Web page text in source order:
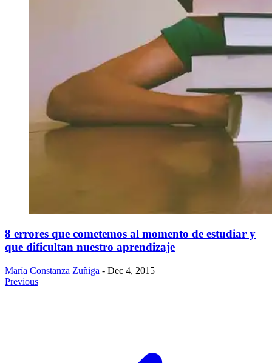
8 errores que cometemos al momento de estudiar y
que dificultan nuestro aprendizaje
María Constanza Zuñiga - Dec 4, 2015
Previous